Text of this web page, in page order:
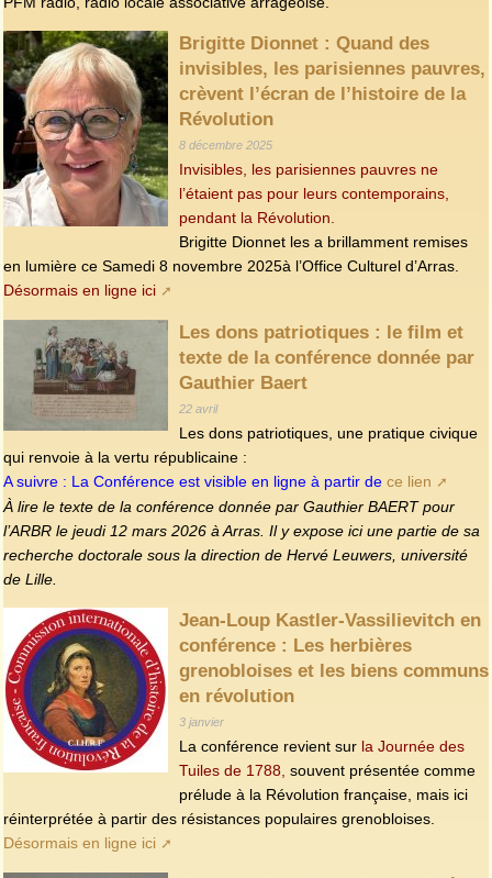
Brigitte Dionnet : Quand des
invisibles, les parisiennes pauvres,
crèvent l’écran de l’histoire de la
Révolution
8 décembre 2025
Invisibles, les parisiennes pauvres ne
l’étaient pas pour leurs contemporains,
pendant la Révolution.
Brigitte Dionnet les a brillamment remises
en lumière ce Samedi 8 novembre 2025à l’Office Culturel d’Arras.
Désormais en ligne ici
Les dons patriotiques : le film et
texte de la conférence donnée par
Gauthier Baert
22 avril
Les dons patriotiques, une pratique civique
qui renvoie à la vertu républicaine :
A suivre : La Conférence est visible en ligne à partir de ce lien
À lire le texte de la conférence donnée par Gauthier BAERT pour
l’ARBR le jeudi 12 mars 2026 à Arras. Il y expose ici une partie de sa
recherche doctorale sous la direction de Hervé Leuwers, université
de Lille.
Jean-Loup Kastler-Vassilievitch en
conférence : Les herbières
grenobloises et les biens communs
en révolution
3 janvier
La conférence revient sur la Journée des
Tuiles de 1788, souvent présentée comme
prélude à la Révolution française, mais ici
réinterprétée à partir des résistances populaires grenobloises.
Désormais en ligne ici